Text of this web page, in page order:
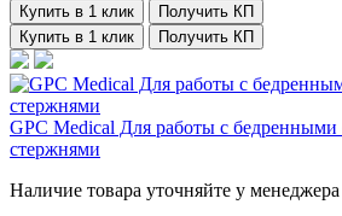
Купить в 1 клик
Получить КП
Купить в 1 клик
Получить КП
GPC Medical Для работы с
стержнями
Наличие товара уточняйте у менеджера